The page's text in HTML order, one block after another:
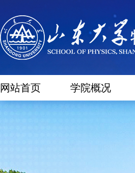
网站首页 学院概况